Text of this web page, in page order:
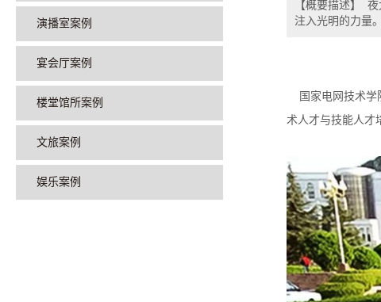
演播室案例
宴会厅案例
楼堂馆所案例
文旅案例
娱乐案例
【概要描述】
夜
注入光明的力量。
国家电网技术学
术人才与技能人才